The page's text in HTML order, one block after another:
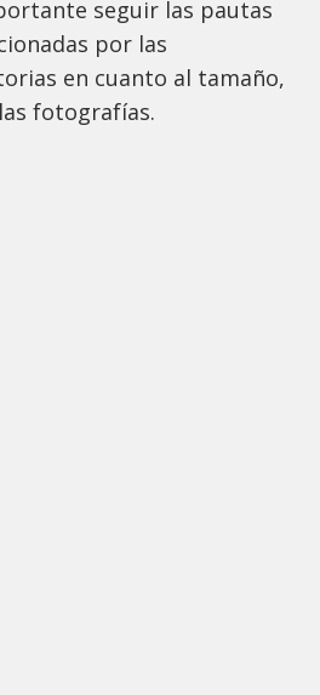
seguir las pautas
por las
en cuanto al tamaño,
fotografías.